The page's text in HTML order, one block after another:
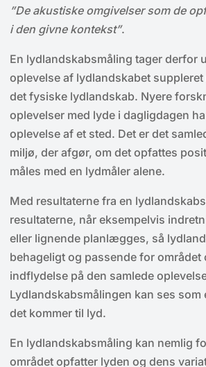
”De akustiske omgivelser som de
i den givne kontekst”.
En lydlandskabsmåling tager derfor
oplevelse af lydlandskabet
det fysiske lydlandskab. Nyere
oplevelser med lyde i dagligdagen
oplevelse af et sted. Det er det
miljø, der afgør, om det opfattes
måles med en lydmåler alene.
Med resultaterne fra en
resultaterne, når eksempelvis
eller lignende planlægges, så
behageligt og passende for
indflydelse på den samlede
Lydlandskabsmålingen kan ses
det kommer til lyd.
En lydlandskabsmåling kan nemlig
området opfatter lyden og dens